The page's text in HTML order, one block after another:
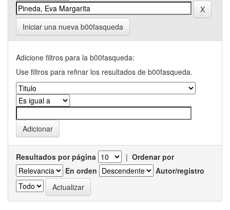
Iniciar una nueva b00fasqueda
Adicione filtros para la b00fasqueda:
Use filtros para refinar los resultados de b00fasqueda.
Resultados por página | Ordenar por
En orden
Autor/registro